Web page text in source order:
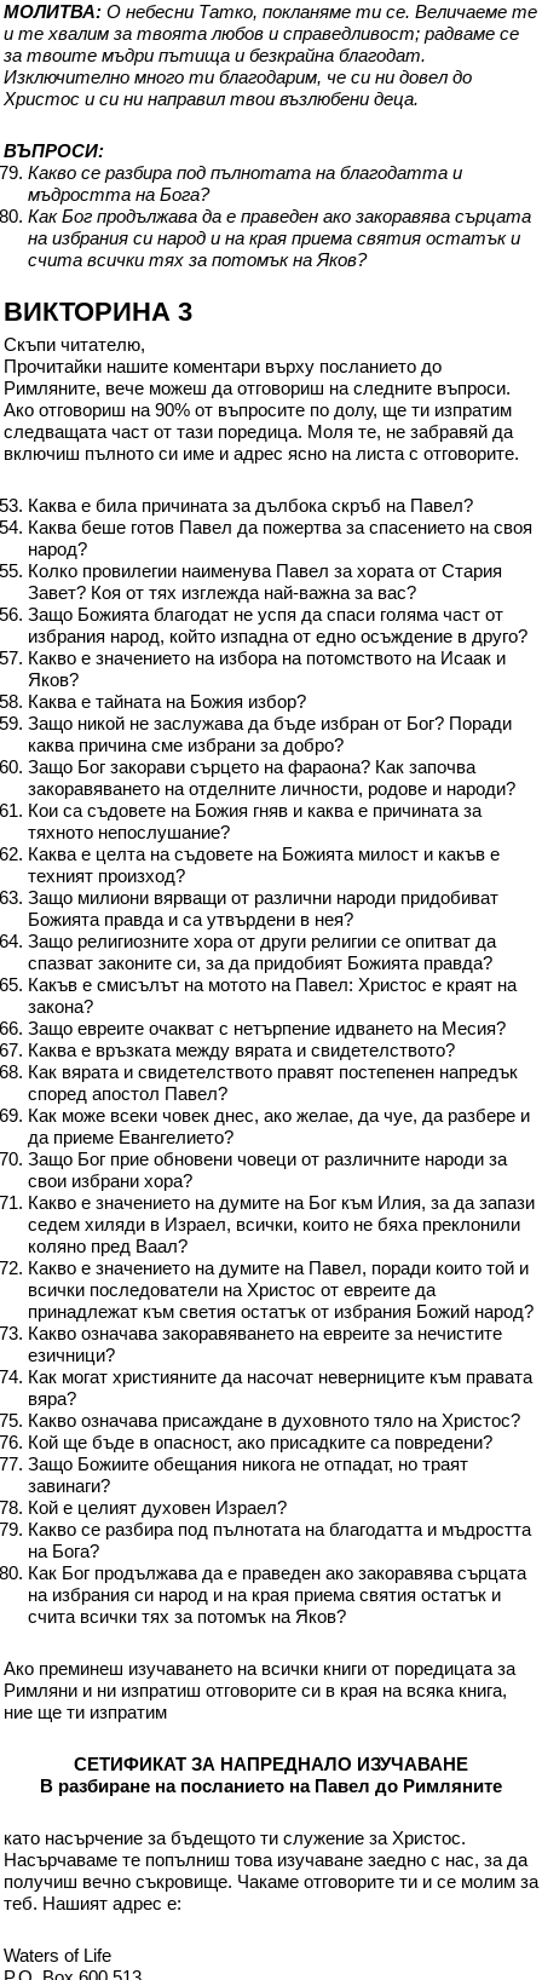
МОЛИТВА: O небесни Татко, покланяме ти се. Величаеме те
и те хвалим за твоята любов и справедливост; радваме се
за твоите мъдри пътища и безкрайна благодат.
Изключително много ти благодарим, че си ни довел до
Христос и си ни направил твои възлюбени деца.
ВЪПРОСИ:
Какво се разбира под пълнотата на благодатта и
мъдростта на Бога?
Как Бог продължава да е праведен ако закоравява сърцата
на избрания си народ и на края приема святия остатък и
счита всички тях за потомък на Яков?
ВИКТОРИНА 3
Скъпи читателю,
Прочитайки нашите коментари върху посланието до
Римляните, вече можеш да отговориш на следните въпроси.
Ако отговориш на 90% от въпросите по долу, ще ти изпратим
следващата част от тази поредица. Моля те, не забравяй да
включиш пълното си име и адрес ясно на листа с отговорите.
Каква е била причината за дълбока скръб на Павел?
Каква беше готов Павел да пожертва за спасението на своя
народ?
Колко провилегии наименува Павел за хората от Стария
Завет? Коя от тях изглежда най-важна за вас?
Защо Божията благодат не успя да спаси голяма част от
избрания народ, който изпадна от едно осъждение в друго?
Какво е значението на избора на потомството на Исаак и
Яков?
Каква е тайната на Божия избор?
Защо никой не заслужава да бъде избран от Бог? Поради
каква причина сме избрани за добро?
Защо Бог закорави сърцето на фараона? Как започва
закоравяването на отделните личности, родове и народи?
Кои са съдовете на Божия гняв и каква е причината за
тяхното непослушание?
Каква е целта на съдовете на Божията милост и какъв е
техният произход?
Защо милиони вярващи от различни народи придобиват
Божията правда и са утвърдени в нея?
Защо религиозните хора от други религии се опитват да
спазват законите си, за да придобият Божията правда?
Какъв е смисълът на мотото на Павел: Христос е краят на
закона?
Защо евреите очакват с нетърпение идването на Месия?
Каква е връзката между вярата и свидетелството?
Как вярата и свидетелството правят постепенен напредък
според апостол Павел?
Как може всеки човек днес, ако желае, да чуе, да разбере и
да приеме Евангелието?
Защо Бог прие обновени човеци от различните народи за
свои избрани хора?
Какво е значението на думите на Бог към Илия, за да запази
седем хиляди в Израел, всички, които не бяха преклонили
коляно пред Ваал?
Какво е значението на думите на Павел, поради които той и
всички последователи на Христос от евреите да
принадлежат към светия остатък от избрания Божий народ?
Какво означава закоравяването на евреите за нечистите
езичници?
Как могат християните да насочат неверниците към правата
вяра?
Какво означава присаждане в духовното тяло на Христос?
Кой ще бъде в опасност, ако присадките са повредени?
Защо Божиите обещания никога не отпадат, но траят
завинаги?
Кой е целият духовен Израел?
Какво се разбира под пълнотата на благодатта и мъдростта
на Бога?
Как Бог продължава да е праведен ако закоравява сърцата
на избрания си народ и на края приема святия остатък и
счита всички тях за потомък на Яков?
Ако преминеш изучаването на всички книги от поредицата за
Римляни и ни изпратиш отговорите си в края на всяка книга,
ние ще ти изпратим
СЕТИФИКАТ ЗА НАПРЕДНАЛО ИЗУЧАВАНЕ
В разбиране на посланието на Павел до Римляните
като насърчение за бъдещото ти служение за Христос.
Насърчаваме те попълниш това изучаване заедно с нас, за да
получиш вечно съкровище. Чакаме отговорите ти и се молим за
теб. Нашият адрес е:
Waters of Life